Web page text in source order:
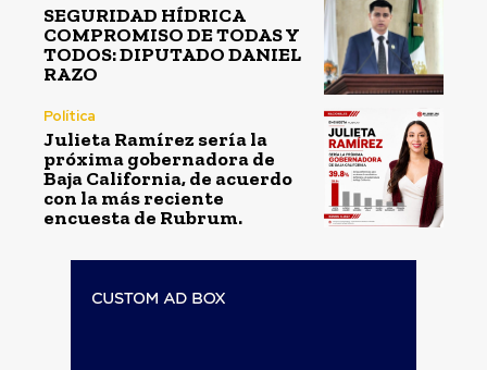
SEGURIDAD HÍDRICA
COMPROMISO DE TODAS Y
TODOS: DIPUTADO DANIEL
RAZO
Política
Julieta Ramírez sería la
próxima gobernadora de
Baja California, de acuerdo
con la más reciente
encuesta de Rubrum.